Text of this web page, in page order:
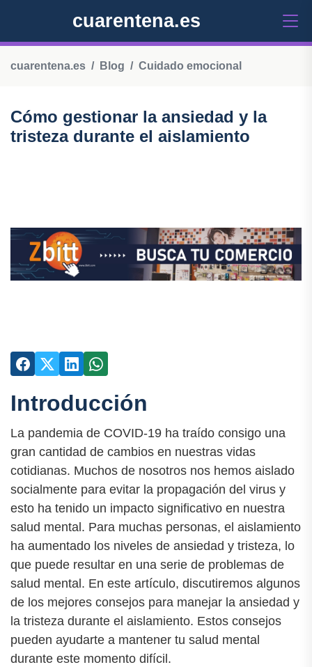
cuarentena.es
cuarentena.es Blog Cuidado emocional
Cómo gestionar la ansiedad y la
tristeza durante el aislamiento
Introducción
La pandemia de COVID-19 ha traído consigo una
gran cantidad de cambios en nuestras vidas
cotidianas. Muchos de nosotros nos hemos aislado
socialmente para evitar la propagación del virus y
esto ha tenido un impacto significativo en nuestra
salud mental. Para muchas personas, el aislamiento
ha aumentado los niveles de ansiedad y tristeza, lo
que puede resultar en una serie de problemas de
salud mental. En este artículo, discutiremos algunos
de los mejores consejos para manejar la ansiedad y
la tristeza durante el aislamiento. Estos consejos
pueden ayudarte a mantener tu salud mental
durante este momento difícil.